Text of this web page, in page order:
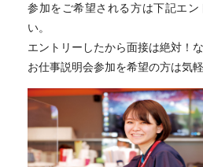
参加をご希望される方は下記エン
い。
エントリーしたから面接は絶対！
お仕事説明会参加を希望の方は気